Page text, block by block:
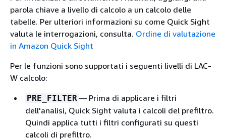
parola chiave a livello di calcolo a un calcolo delle
tabelle. Per ulteriori informazioni su come Quick Sight
valuta le interrogazioni, consulta. Ordine di valutazione
in Amazon Quick Sight
Per le funzioni sono supportati i seguenti livelli di LAC-
W calcolo:
PRE_FILTER— Prima di applicare i filtri
dell'analisi, Quick Sight valuta i calcoli del prefiltro.
Quindi applica tutti i filtri configurati su questi
calcoli di prefiltro.